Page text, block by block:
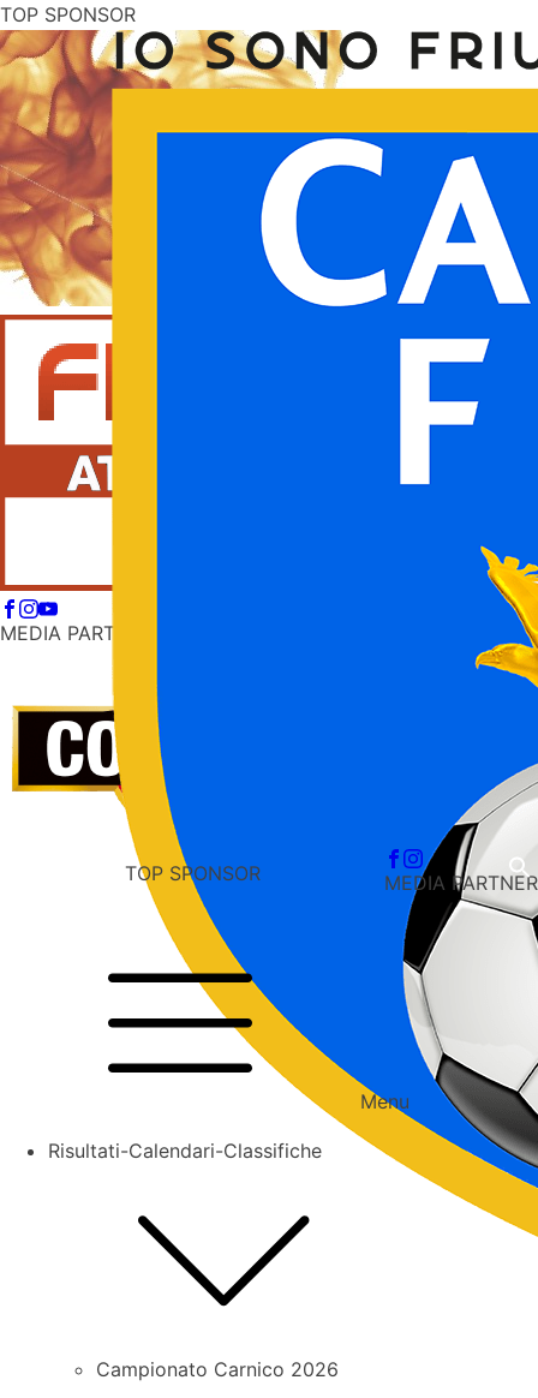
TOP SPONSOR
MEDIA PARTNER
TOP SPONSOR MEDIA PARTNER
Menu
Risultati-Calendari-Classifiche
Campionato Carnico 2026